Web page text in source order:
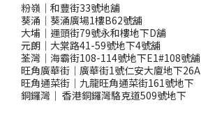
粉嶺｜和豐街33號地舖
葵涌｜葵涌廣場1樓B62號舖
大埔｜運頭街79號永和樓地下D舖
元朗｜大棠路41-59號地下4號舖
荃灣｜海霸街108-114號地下E1#108號舖
旺角廣華街｜廣華街1號仁安大廈地下26A
旺角通菜街｜九龍旺角通菜街161號地下
銅鑼灣 ｜ 香港銅鑼灣駱克道509號地下